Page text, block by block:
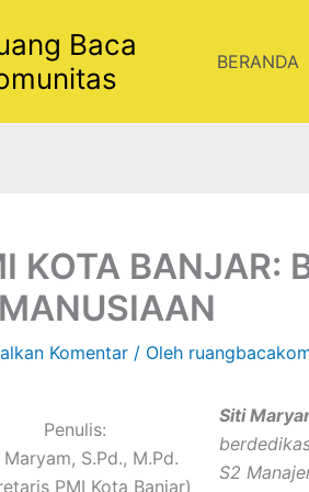
Baca
BERANDA
KOTA BANJAR:
Komentar / Oleh
Penulis:
S.Pd., M.Pd.
PMI Kota Banjar)
Siti
S2